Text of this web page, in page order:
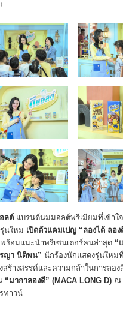
ลต์ แบรนด์นมมอลต์พรีเมียมที่เข้าใ
นใหม่ เปิดตัวแคมเปญ “ลองได้ ลอ
พร้อมแนะนำพรีเซนเตอร์คนล่าสุด “
ญา นิติพน” นักร้องนักแสดงรุ่นใหม่
สร้างสรรค์และความกล้าในการลอง
“มากาลองดี” (MACA LONG D) ณ
ทาวน์